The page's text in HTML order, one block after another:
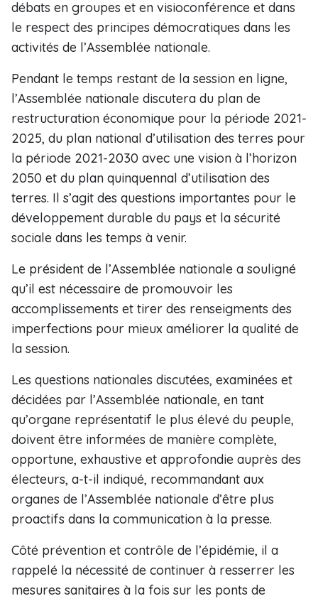
débats en groupes et en visioconférence et dans
le respect des principes démocratiques dans les
activités de l’Assemblée nationale.
Pendant le temps restant de la session en ligne,
l’Assemblée nationale discutera du plan de
restructuration économique pour la période 2021-
2025, du plan national d’utilisation des terres pour
la période 2021-2030 avec une vision à l’horizon
2050 et du plan quinquennal d’utilisation des
terres. Il s’agit des questions importantes pour le
développement durable du pays et la sécurité
sociale dans les temps à venir.
Le président de l’Assemblée nationale a souligné
qu’il est nécessaire de promouvoir les
accomplissements et tirer des renseigments des
imperfections pour mieux améliorer la qualité de
la session.
Les questions nationales discutées, examinées et
décidées par l’Assemblée nationale, en tant
qu’organe représentatif le plus élevé du peuple,
doivent être informées de manière complète,
opportune, exhaustive et approfondie auprès des
électeurs, a-t-il indiqué, recommandant aux
organes de l’Assemblée nationale d’être plus
proactifs dans la communication à la presse.
Côté prévention et contrôle de l’épidémie, il a
rappelé la nécessité de continuer à resserrer les
mesures sanitaires à la fois sur les ponts de